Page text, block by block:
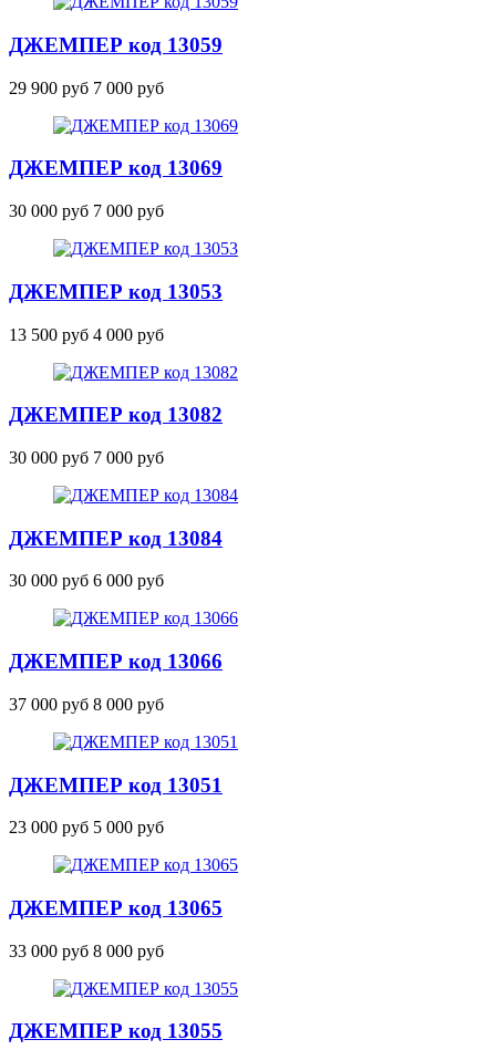
ДЖЕМПЕР код 13059
29 900 руб 7 000 руб
ДЖЕМПЕР код 13069
30 000 руб 7 000 руб
ДЖЕМПЕР код 13053
13 500 руб 4 000 руб
ДЖЕМПЕР код 13082
30 000 руб 7 000 руб
ДЖЕМПЕР код 13084
30 000 руб 6 000 руб
ДЖЕМПЕР код 13066
37 000 руб 8 000 руб
ДЖЕМПЕР код 13051
23 000 руб 5 000 руб
ДЖЕМПЕР код 13065
33 000 руб 8 000 руб
ДЖЕМПЕР код 13055